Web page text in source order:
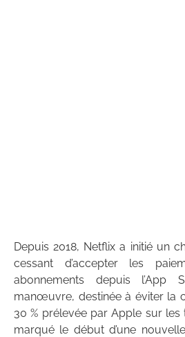
Depuis 2018, Netflix a initié un
cessant d’accepter les
abonnements depuis l’App
manœuvre, destinée à éviter la
30 % prélevée par Apple sur les
marqué le début d’une